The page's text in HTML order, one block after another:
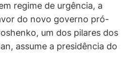
regime de urgência, a
do novo governo pró-
um dos pilares dos
assume a presidência do